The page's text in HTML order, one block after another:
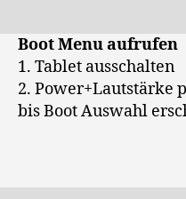
Boot Menu aufrufen
1. Tablet ausschalten
2. Power+Lautstärke
bis Boot Auswahl